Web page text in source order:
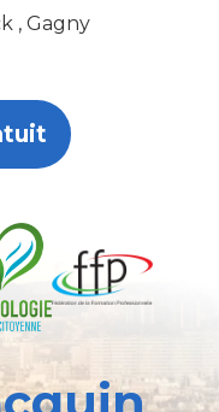
, Gagny